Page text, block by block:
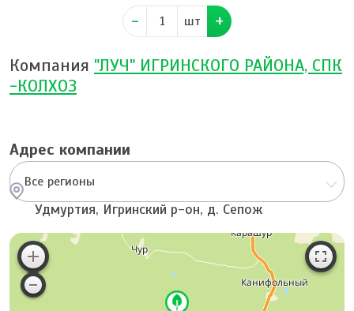
шт
Компания "ЛУЧ" ИГРИНСКОГО РАЙОНА, СПК
-КОЛХОЗ
Адрес компании
Все регионы
Удмуртия, Игринский р-он, д. Сепож